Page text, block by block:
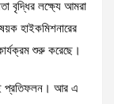
বৃদ্ধির লক্ষ্যে আমরা
হাইকমিশনারের
শুরু করেছে।
প্রতিফলন। আর এ